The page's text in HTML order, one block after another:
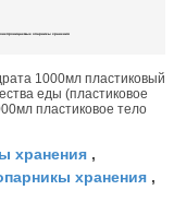
опарникы хранения
1000мл пластиковый
еды (пластиковое
пластиковое тело
хранения ,
хранения ,